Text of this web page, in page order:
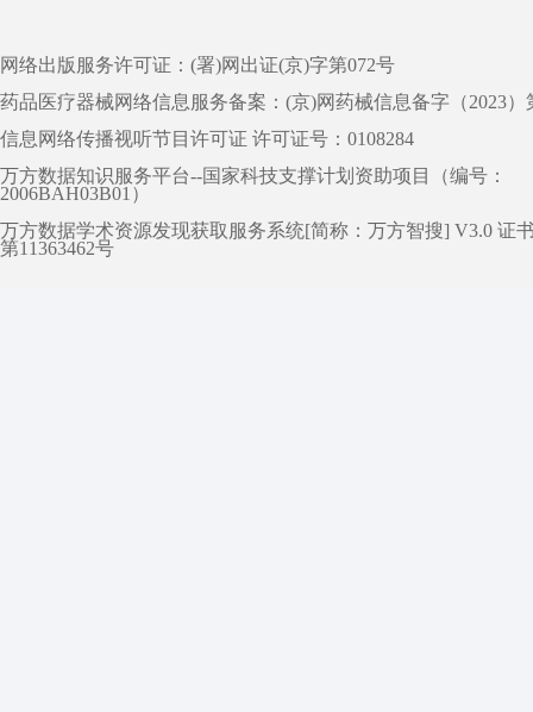
网络出版服务许可证：(署)网出证(京)字第072号
药品医疗器械网络信息服务备案：(京)网药械信息备字（2023）
信息网络传播视听节目许可证 许可证号：0108284
万方数据知识服务平台--国家科技支撑计划资助项目（编号：
2006BAH03B01）
万方数据学术资源发现获取服务系统[简称：万方智搜] V3.0 证
第11363462号